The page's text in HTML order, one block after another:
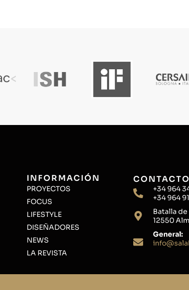
INFORMACIÓN
PROYECTOS
FOCUS
LIFESTYLE
DISEÑADORES
NEWS
LA REVISTA
CONTACTO
+34 964
+34 964
Batalla de
12550
General: